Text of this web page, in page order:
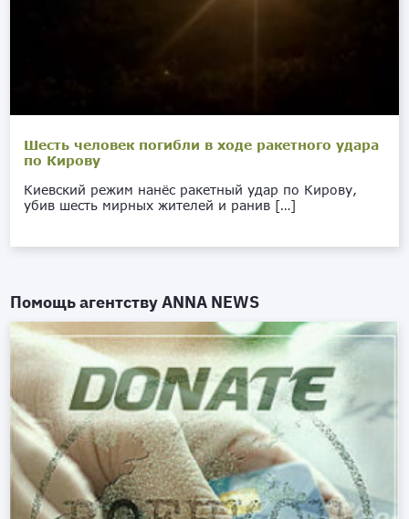
Шесть человек погибли в ходе ракетного удара
по Кирову
Киевский режим нанёс ракетный удар по Кирову,
убив шесть мирных жителей и ранив […]
Помощь агентствуANNA NEWS